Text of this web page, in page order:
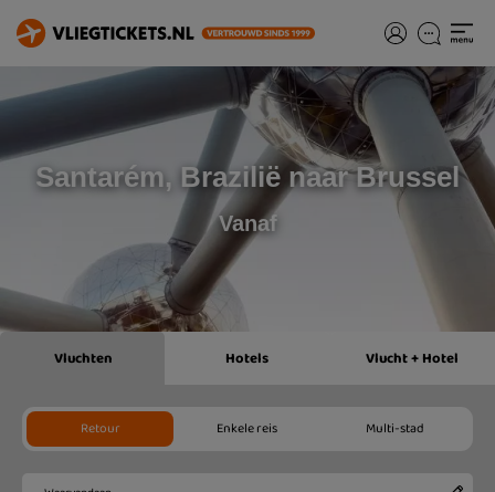
Santarém, Brazilië naar Brussel
Vanaf